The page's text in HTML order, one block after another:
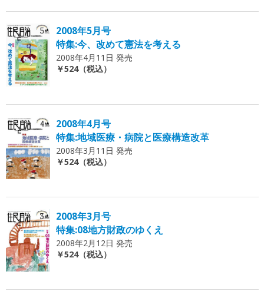
2008年5月号
特集:今、改めて憲法を考える
2008年4月11日 発売
￥524（税込）
2008年4月号
特集:地域医療・病院と医療構造改革
2008年3月11日 発売
￥524（税込）
2008年3月号
特集:08地方財政のゆくえ
2008年2月12日 発売
￥524（税込）